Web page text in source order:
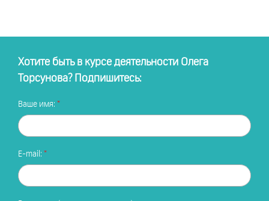
Хотите быть в курсе деятельности Олега
Торсунова? Подпишитесь:
Ваше имя:
E-mail: